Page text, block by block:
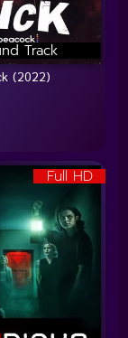
Track
(2022)
Full HD